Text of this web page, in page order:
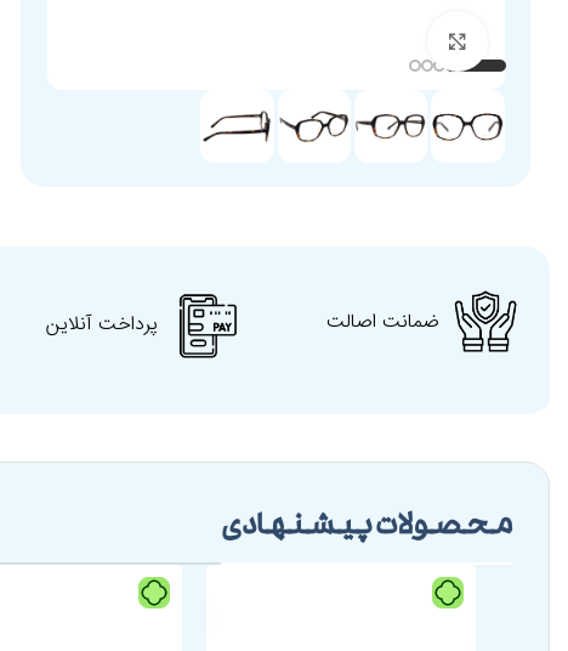
ضمانت اصالت پرداخت آنلاین
محصولات پیشنهادی